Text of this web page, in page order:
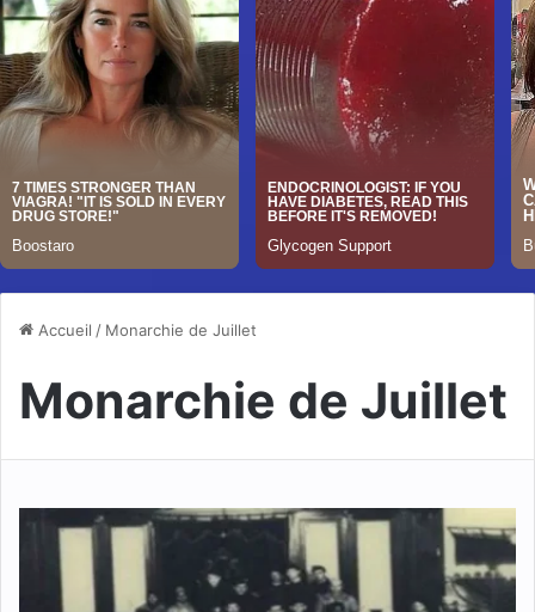
Accueil / Monarchie de Juillet
Monarchie de Juillet